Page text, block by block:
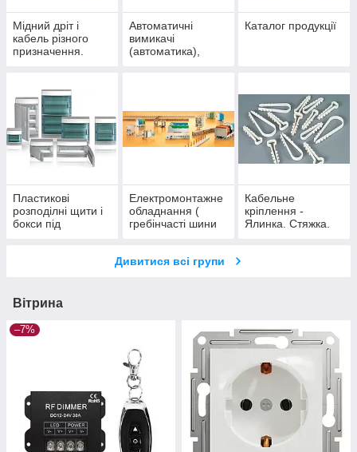
Мідний дріт і
кабель різного
призначення.
Автоматичні
вимикачі
(автоматика),
Каталог продукції
Пластикові
розподілні щити і
бокси під
Електромонтажне
обладнання (
гребінчасті шини
)
Кабельне
кріплення -
Ялинка. Стяжка.
Дивитися всі групи
Вітрина
–7%